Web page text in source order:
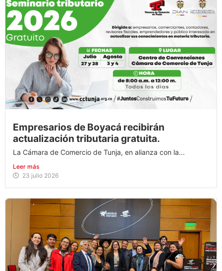
Empresarios de Boyacá recibirán
actualización tributaria gratuita.
La Cámara de Comercio de Tunja, en alianza con la...
Leer más
23 julio 2026